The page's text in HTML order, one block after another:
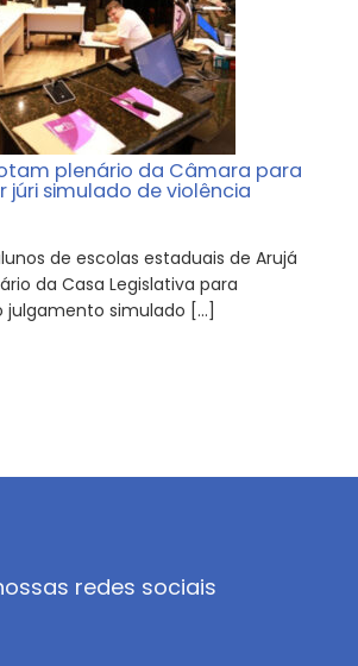
plenário da Câmara para
simulado de violência
de escolas estaduais de Arujá
da Casa Legislativa para
julgamento simulado […]
redes sociais